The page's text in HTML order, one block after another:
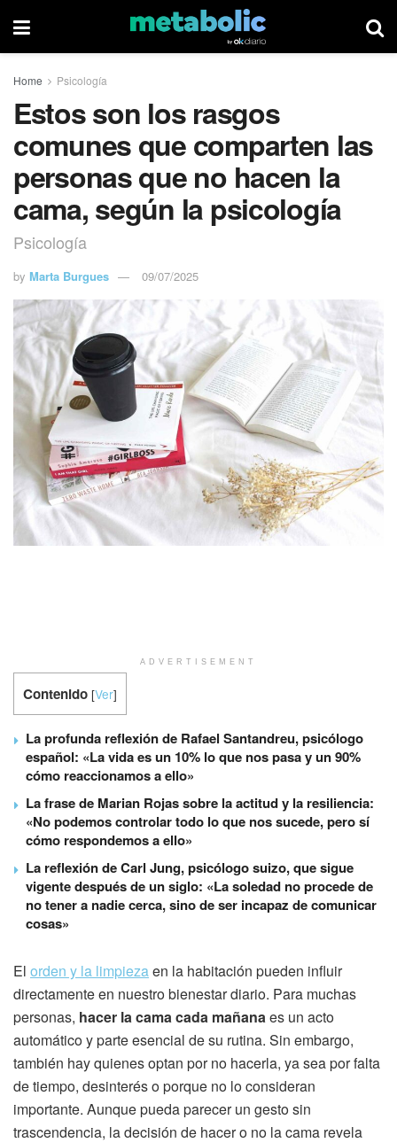
Home Psicología
Estos son los rasgos
comunes que comparten las
personas que no hacen la
cama, según la psicología
Psicología
by Marta Burgues 09/07/2025
ADVERTISEMENT
Contenido [Ver]
La profunda reflexión de Rafael Santandreu, psicólogo
español: «La vida es un 10% lo que nos pasa y un 90%
cómo reaccionamos a ello»
La frase de Marian Rojas sobre la actitud y la resiliencia:
«No podemos controlar todo lo que nos sucede, pero sí
cómo respondemos a ello»
La reflexión de Carl Jung, psicólogo suizo, que sigue
vigente después de un siglo: «La soledad no procede de
no tener a nadie cerca, sino de ser incapaz de comunicar
cosas»
El orden y la limpiezaen la habitación pueden influir
directamente en nuestro bienestar diario. Para muchas
personas, hacer la cama cada mañanaes un acto
automático y parte esencial de su rutina. Sin embargo,
también hay quienes optan por no hacerla, ya sea por falta
de tiempo, desinterés o porque no lo consideran
importante. Aunque pueda parecer un gesto sin
trascendencia, la decisión de hacer o no la cama revela